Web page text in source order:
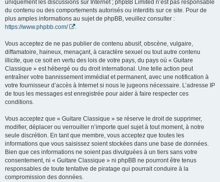
uniquement les discussions sur Internet ; phpBB Limited n’est pas responsable
du contenu ou des comportements autorisés ou interdits sur ce site. Pour de
plus amples informations au sujet de phpBB, veuillez consulter :
https://www.phpbb.com/
Vous acceptez de ne pas publier de contenu abusif, obscène, vulgaire,
diffamatoire, haineux, menaçant, à caractère sexuel ou tout autre contenu
illicite, que ce soit en vertu des lois de votre pays, du pays où « Guitare
Classique » est hébergé ou du droit international. Une telle action peut
entraîner votre bannissement immédiat et permanent, avec une notification à
votre fournisseur d’accès à Internet si nous le jugeons nécessaire. L’adresse IP
de tous les messages est enregistrée pour aider à faire respecter ces
conditions.
Vous acceptez que « Guitare Classique » se réserve le droit de supprimer,
modifier, déplacer ou verrouiller n’importe quel sujet à tout moment, à notre
seule discrétion. En tant que membre, vous acceptez que toutes les
informations que vous saisissez soient stockées dans une base de données.
Bien que ces informations ne soient pas divulguées à un tiers sans votre
consentement, ni « Guitare Classique » ni phpBB ne pourront être tenus
responsables de toute tentative de piratage qui pourrait conduire à la
compromission des données.